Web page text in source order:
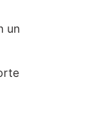
un